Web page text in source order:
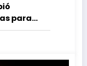
para